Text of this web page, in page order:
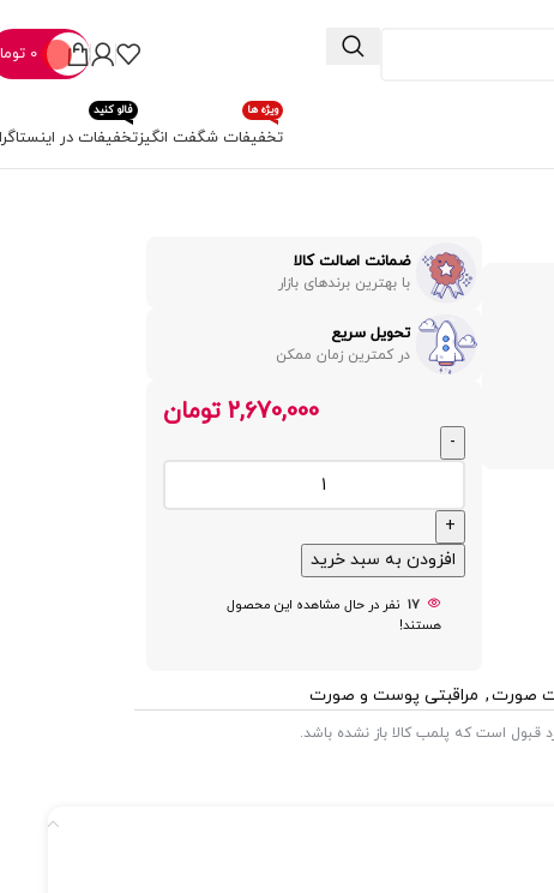
0
تخفیفات شگفت انگیز
ویژه ها
تخفیفات در
فالو کنید
ضمانت اصالت کالا
با بهترین برندهای بازار
تحویل سریع
در کمترین زمان ممکن
2,670,000 تومان
افزودن به سبد خرید
17 نفر در حال مشاهده این محصول
هستند!
صورت, مراقبتی پوست و صورت
قبول است که پلمب کالا باز نشده باشد.